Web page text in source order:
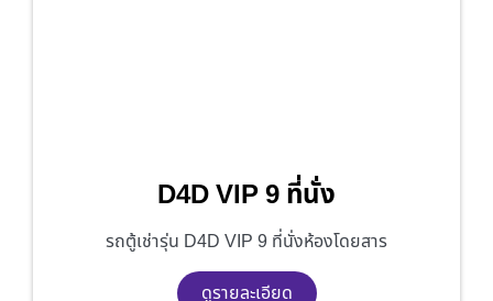
D4D VIP 9 ที่นั่ง
รถตู้เช่ารุ่น D4D VIP 9 ที่นั่งห้องโดยสาร
ดูรายละเอียด